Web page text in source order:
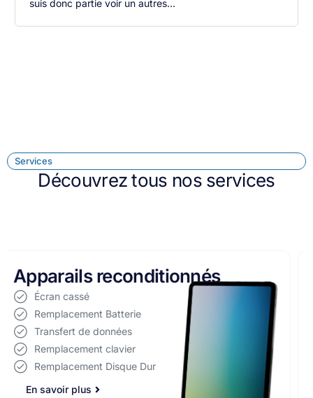
suis donc partie voir un autres...
Services
Découvrez tous nos services
Réparation d'ordinateurs
Écran cassé
Remplacement Batterie
Transfert de données
Remplacement clavier
Remplacement Disque Dur